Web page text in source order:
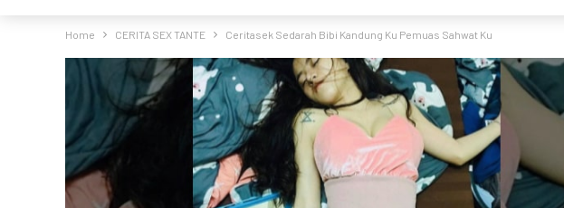
Home CERITA SEX TANTE Ceritasek Sedarah Bibi Kandung Ku Pemuas Sahwat Ku